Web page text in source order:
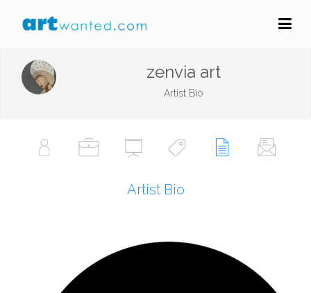
zenvia art
Artist Bio
Artist Bio